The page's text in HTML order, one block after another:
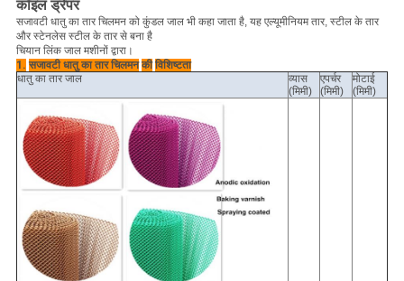
कॉइल ड्रेपर
सजावटी धातु का तार चिलमन को कुंडल जाल भी कहा जाता है, यह एल्यूमीनियम तार, स्टील के तार
और स्टेनलेस स्टील के तार से बना है
चियान लिंक जाल मशीनों द्वारा।
1. सजावटी धातु का तार चिलमन की विशिष्टता
धातु का तार जाल
व्यास
(मिमी)
एपर्चर
(मिमी)
मोटाई
(मिमी)